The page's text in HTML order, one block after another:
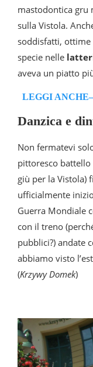
mastodontica gru
sulla Vistola.
soddisfatti,
specie nelle
aveva un piatto
LEGGI
Danzica e
Non fermatevi
pittoresco
giù per la Vistola)
ufficialmente
Guerra Mondiale
con il treno
pubblici?) andate
abbiamo visto
(Krzywy Domek)